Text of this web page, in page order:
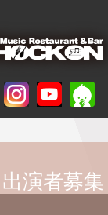
出演者募集